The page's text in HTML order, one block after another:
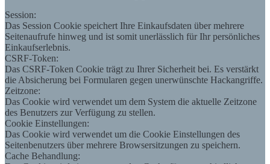
Session:
Das Session Cookie speichert Ihre Einkaufsdaten über mehrere
Seitenaufrufe hinweg und ist somit unerlässlich für Ihr persönliches
Einkaufserlebnis.
CSRF-Token:
Das CSRF-Token Cookie trägt zu Ihrer Sicherheit bei. Es verstärkt
die Absicherung bei Formularen gegen unerwünschte Hackangriffe.
Zeitzone:
Das Cookie wird verwendet um dem System die aktuelle Zeitzone
des Benutzers zur Verfügung zu stellen.
Cookie Einstellungen:
Das Cookie wird verwendet um die Cookie Einstellungen des
Seitenbenutzers über mehrere Browsersitzungen zu speichern.
Cache Behandlung: